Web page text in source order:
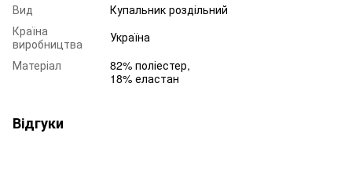
Вид
Купальник роздільний
Країна
виробництва
Україна
Матеріал
82% поліестер,
18% еластан
Відгуки